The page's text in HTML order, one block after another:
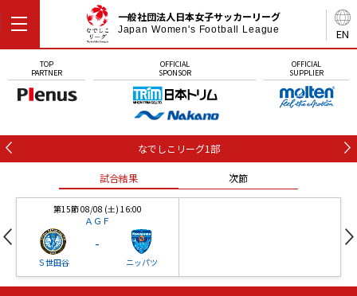
EN
一般社団法人日本女子サッカーリーグ
Japan Women's Football League
TOP
PARTNER
OFFICIAL
SPONSOR
OFFICIAL
SUPPLIER
なでしこリーグ1部
試合結果 次節
第15節 08/08 (土) 16:00
ＡＧＦ
Ｓ世田谷
-
ニッパツ